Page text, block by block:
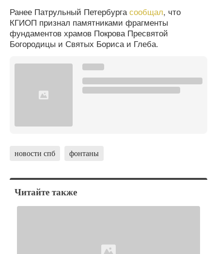
Ранее Патрульный Петербурга сообщал, что
КГИОП признал памятниками фрагменты
фундаментов храмов Покрова Пресвятой
Богородицы и Святых Бориса и Глеба.
новости спб фонтаны
Читайте также